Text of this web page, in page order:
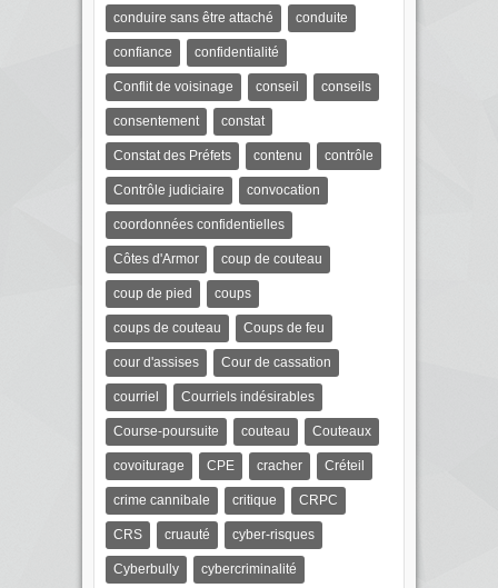
conduire sans être attaché conduite
confiance confidentialité
Conflit de voisinage conseil conseils
consentement constat
Constat des Préfets contenu contrôle
Contrôle judiciaire convocation
coordonnées confidentielles
Côtes d'Armor coup de couteau
coup de pied coups
coups de couteau Coups de feu
cour d'assises Cour de cassation
courriel Courriels indésirables
Course-poursuite couteau Couteaux
covoiturage CPE cracher Créteil
crime cannibale critique CRPC
CRS cruauté cyber-risques
Cyberbully cybercriminalité